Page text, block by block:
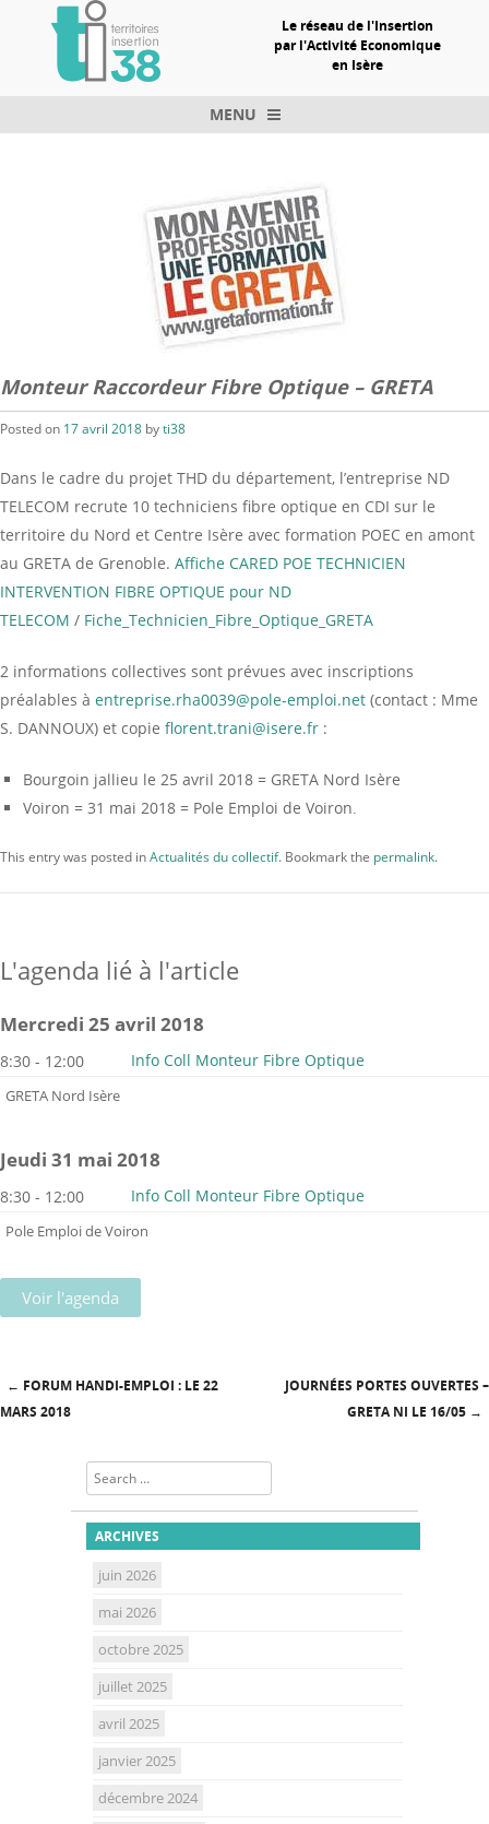
Le réseau de l'Insertion
par l'Activité Economique
en Isère
MENU
Monteur Raccordeur Fibre Optique – GRETA
Posted on 17 avril 2018 byti38
Dans le cadre du projet THD du département, l’entreprise ND
TELECOM recrute 10 techniciens fibre optique en CDI sur le
territoire du Nord et Centre Isère avec formation POEC en amont
au GRETA de Grenoble. Affiche CARED POE TECHNICIEN
INTERVENTION FIBRE OPTIQUE pour ND
TELECOM / Fiche_Technicien_Fibre_Optique_GRETA
2 informations collectives sont prévues avec inscriptions
préalables à entreprise.rha0039@pole-emploi.net (contact : Mme
S. DANNOUX) et copie florent.trani@isere.fr :
Bourgoin jallieu le 25 avril 2018 = GRETA Nord Isère
Voiron = 31 mai 2018 = Pole Emploi de Voiron.
This entry was posted inActualités du collectif. Bookmark the permalink.
L'agenda lié à l'article
mercredi 25 avril 2018
8:30 - 12:00 Info Coll Monteur Fibre Optique
GRETA Nord Isère
jeudi 31 mai 2018
8:30 - 12:00 Info Coll Monteur Fibre Optique
Pole Emploi de Voiron
Voir l'agenda
Post navigation
← FORUM HANDI-EMPLOI : LE 22
MARS 2018
JOURNÉES PORTES OUVERTES –
GRETA NI LE 16/05 →
Search
ARCHIVES
juin 2026
mai 2026
octobre 2025
juillet 2025
avril 2025
janvier 2025
décembre 2024